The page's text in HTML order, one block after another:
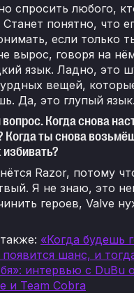
спросить любого,
Станет понятно, что
если только
вырос, говоря на
язык. Ладно, это
вещей,
Да, это глупый язык.
Когда снова
Когда ты снова
Razor, потому
Я не знаю, это
героев, Valve
«Когда будешь
появится шанс, и
интервью с DuBu
и Team Cobra